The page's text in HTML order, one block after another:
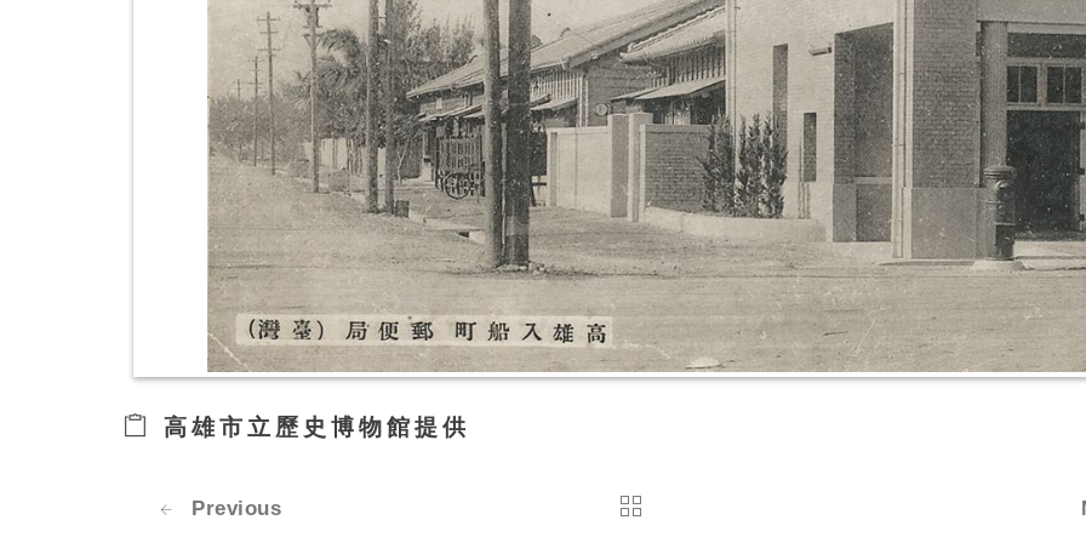
高雄市立歷史博物館提供
Previous